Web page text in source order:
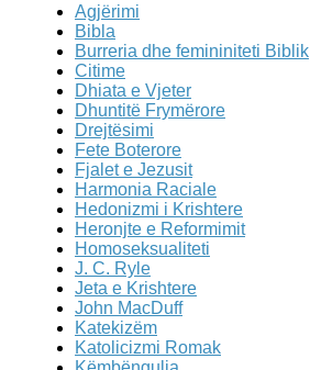
Agjërimi
Bibla
Burreria dhe femininiteti Biblik
Citime
Dhiata e Vjeter
Dhuntitë Frymërore
Drejtësimi
Fete Boterore
Fjalet e Jezusit
Harmonia Raciale
Hedonizmi i Krishtere
Heronjte e Reformimit
Homoseksualiteti
J. C. Ryle
Jeta e Krishtere
John MacDuff
Katekizëm
Katolicizmi Romak